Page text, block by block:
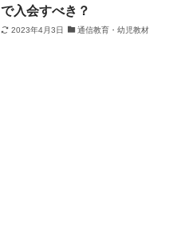
で入会すべき？
2023年4月3日 通信教育・幼児教材